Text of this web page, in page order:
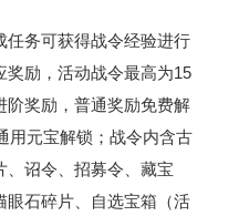
任务可获得战令经验进行
奖励，活动战令最高为15
阶奖励，普通奖励免费解
用元宝解锁；战令内含古
、诏令、招募令、藏宝
眼石碎片、自选宝箱（活